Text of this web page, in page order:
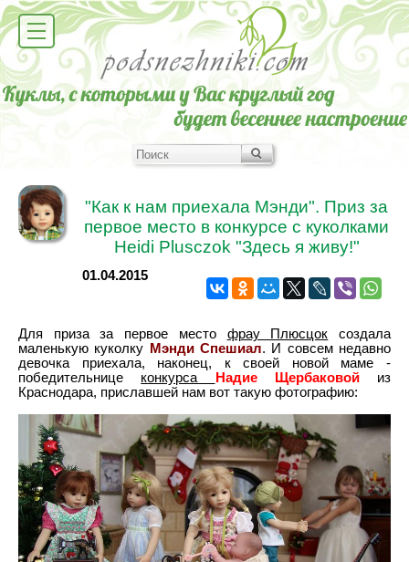
"Как к нам приехала Мэнди". Приз за
первое место в конкурсе с куколками
Heidi Plusczok "Здесь я живу!"
01.04.2015
Для приза за первое место фрау Плюсцок создала
маленькую куколку Мэнди Спешиал. И совсем недавно
девочка приехала, наконец, к своей новой маме -
победительнице конкурса Надие Щербаковойиз
Краснодара, приславшей нам вот такую фотографию: